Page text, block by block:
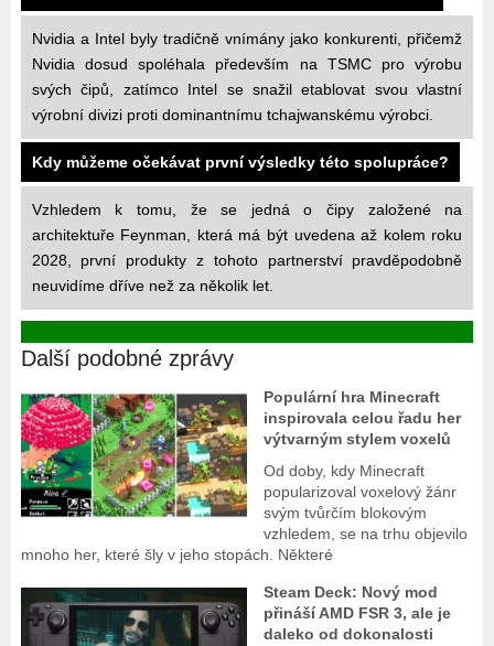
Nvidia a Intel byly tradičně vnímány jako konkurenti, přičemž
Nvidia dosud spoléhala především na TSMC pro výrobu
svých čipů, zatímco Intel se snažil etablovat svou vlastní
výrobní divizi proti dominantnímu tchajwanskému výrobci.
Kdy můžeme očekávat první výsledky této spolupráce?
Vzhledem k tomu, že se jedná o čipy založené na
architektuře Feynman, která má být uvedena až kolem roku
2028, první produkty z tohoto partnerství pravděpodobně
neuvidíme dříve než za několik let.
Další podobné zprávy
Populární hra Minecraft
inspirovala celou řadu her
výtvarným stylem voxelů
Od doby, kdy Minecraft
popularizoval voxelový žánr
svým tvůrčím blokovým
vzhledem, se na trhu objevilo
mnoho her, které šly v jeho stopách. Některé
Steam Deck: Nový mod
přináší AMD FSR 3, ale je
daleko od dokonalosti